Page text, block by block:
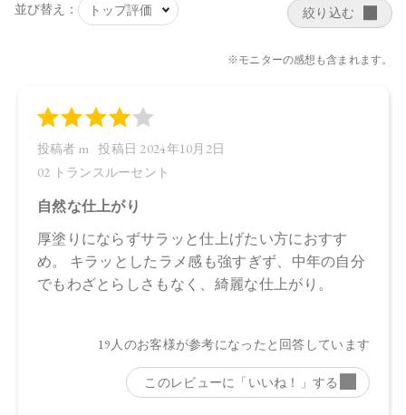
01：4570106731079
02：4570106735633
【店舗発売日】
CosmeKitchen 2024/3/13
Biople 2024/3/13
Make↗Kitchen 2024/3/13
Biople 2024/9/6
※店舗での取り扱いや詳しい在庫状況につきましては、各店
舗にお問い合わせください。